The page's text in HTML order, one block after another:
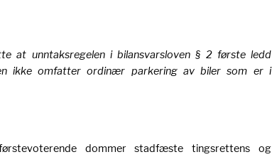
at unntaksregelen i bilansvarsloven § 2 første ledd
ikke omfatter ordinær parkering av biler som er i
dommer stadfæste tingsrettens og